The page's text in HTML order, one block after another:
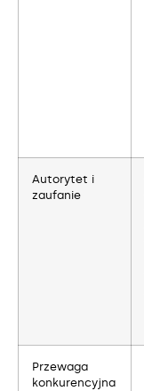
Autorytet i
zaufanie
Przewaga
konkurencyjna